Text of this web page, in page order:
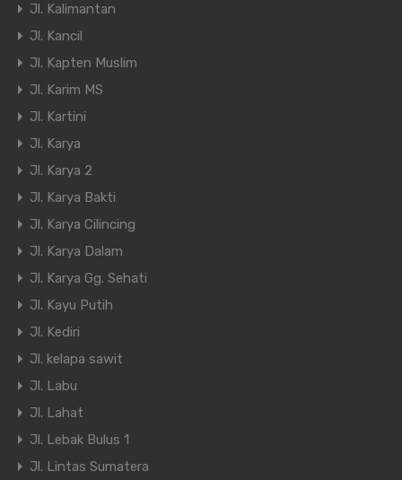
Jl. Kalimantan
Jl. Kancil
Jl. Kapten Muslim
Jl. Karim MS
Jl. Kartini
Jl. Karya
Jl. Karya 2
Jl. Karya Bakti
Jl. Karya Cilincing
Jl. Karya Dalam
Jl. Karya Gg. Sehati
Jl. Kayu Putih
Jl. Kediri
Jl. kelapa sawit
Jl. Labu
Jl. Lahat
Jl. Lebak Bulus 1
Jl. Lintas Sumatera